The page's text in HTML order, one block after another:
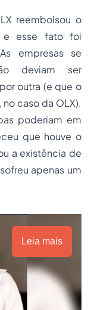
reembolsou o
e esse fato foi
empresas se
deviam ser
outra (e que o
caso da OLX).
poderiam em
que houve o
a existência de
apenas um
Leia mais